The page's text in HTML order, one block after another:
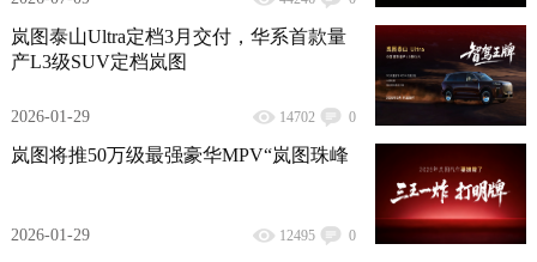
岚图泰山Ultra定档3月交付，华系首款量
产L3级SUV定档岚图
2026-01-29 14702 0
岚图将推50万级最强豪华MPV“岚图珠峰
2026-01-29 12495 0